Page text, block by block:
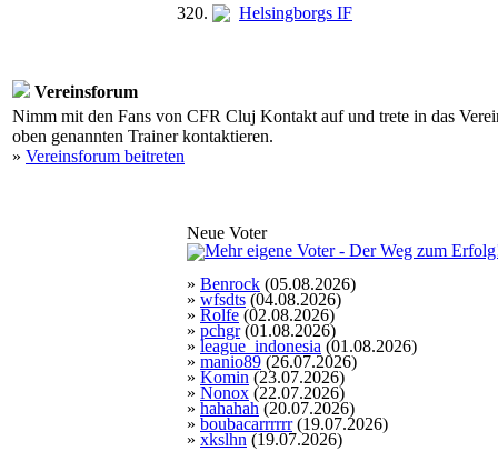
320.
Helsingborgs IF
Vereinsforum
Nimm mit den Fans von CFR Cluj Kontakt auf und trete in das
oben genannten Trainer kontaktieren.
» Vereinsforum beitreten
Neue Voter
» Benrock (05.08.2026)
» wfsdts (04.08.2026)
» Rolfe (02.08.2026)
» pchgr(01.08.2026)
» league_indonesia (01.08.2026)
» manio89 (26.07.2026)
» Komin (23.07.2026)
» Nonox (22.07.2026)
» hahahah (20.07.2026)
» boubacarrrrrr(19.07.2026)
» xkslhn (19.07.2026)